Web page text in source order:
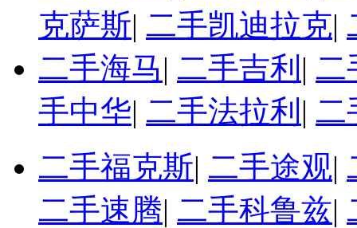
克萨斯| 二手凯迪拉克|
二手海马| 二手吉利 | 二
手中华| 二手法拉利 | 二
二手福克斯| 二手途观|
二手速腾| 二手科鲁兹|